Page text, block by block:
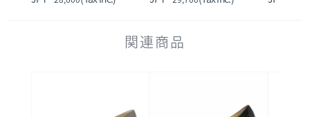
関連商品